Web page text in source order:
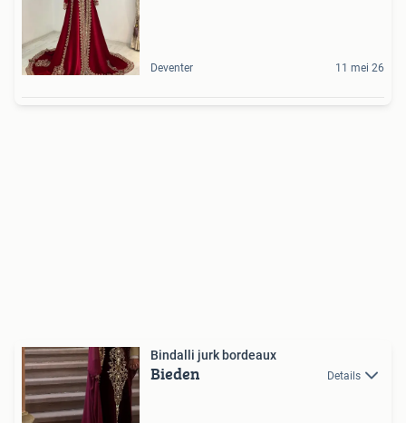
Deventer 11 mei 26
Bindalli jurk bordeaux
Bieden Details